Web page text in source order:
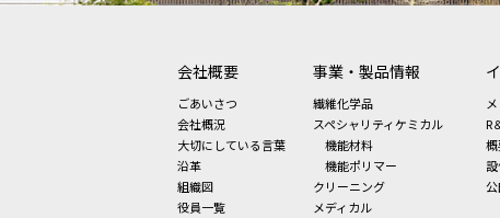
会社概要
ごあいさつ
会社概況
大切にしている言葉
沿革
組織図
役員一覧
事業・製品情報
繊維化学品
スペシャリティケミカル
機能材料
機能ポリマー
クリーニング
メディカル
R